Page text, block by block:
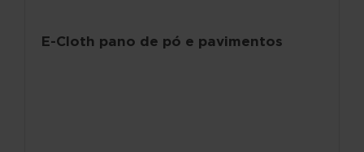
E-Cloth pano de pó e pavimentos